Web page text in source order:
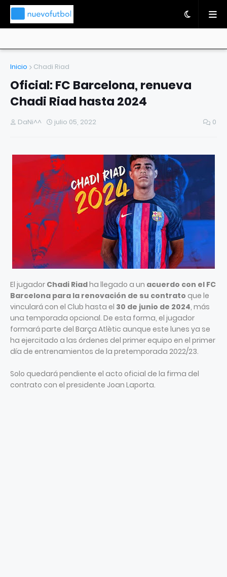
Inicio Chadi Riad
Oficial: FC Barcelona, renueva
Chadi Riad hasta 2024
DaNi^^ julio 05, 2022 0
El jugador Chadi Riadha llegado a un acuerdo con el FC
Barcelona para la renovación de su contrato que le
vinculará con el Club hasta el 30 de junio de 2024, más
una temporada opcional. De esta forma, el jugador
formará parte del Barça Atlètic aunque este lunes ya se
ha ejercitado a las órdenes del primer equipo en el primer
día de entrenamientos de la pretemporada 2022/23.
Solo quedará pendiente el acto oficial de la firma del
contrato con el presidente Joan Laporta.